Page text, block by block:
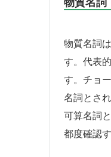
物質名詞
す。代表
す。チョ
名詞とさ
可算名詞
都度確認